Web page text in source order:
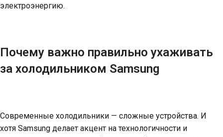
электроэнергию.
Почему важно правильно ухаживать
за холодильником Samsung
Современные холодильники — сложные устройства. И
хотя Samsung делает акцент на технологичности и